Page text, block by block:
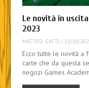
Le novità in
2023
MATTEO GATTI / 31/10/
Ecco tutte le novità a
carte che da questa
negozi Games